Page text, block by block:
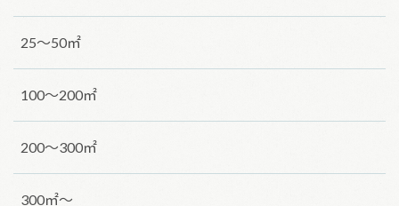
25～50㎡
100～200㎡
200～300㎡
300㎡～